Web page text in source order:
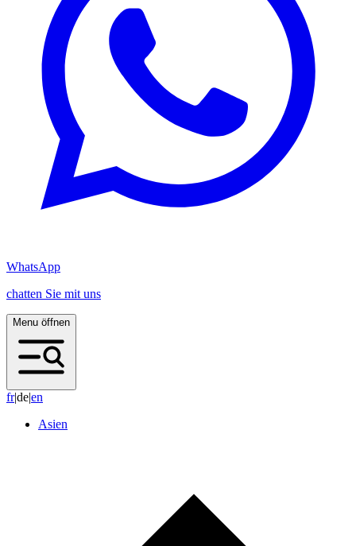
WhatsApp
chatten Sie mit uns
Menu öffnen
fr|de|en
Asien